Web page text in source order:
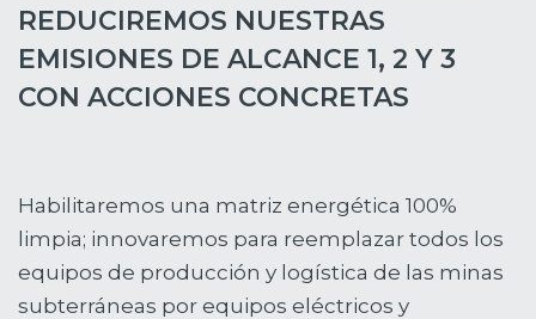
REDUCIREMOS NUESTRAS
EMISIONES DE ALCANCE 1, 2 Y 3
CON ACCIONES CONCRETAS
Habilitaremos una matriz energética 100%
limpia; innovaremos para reemplazar todos los
equipos de producción y logística de las minas
subterráneas por equipos eléctricos y